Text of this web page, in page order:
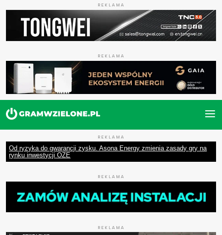
REKLAMA
REKLAMA
REKLAMA
Od ryzyka do gwarancji zysku. Asona Energy zmienia zasady gry na
rynku inwestycji OZE
REKLAMA
REKLAMA